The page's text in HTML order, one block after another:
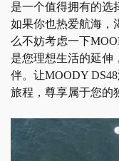
是一个值得拥有的选
如果你也热爱航海，
么不妨考虑一下
是您理想生活的延伸
伴。让MOODY
旅程，尊享属于您的